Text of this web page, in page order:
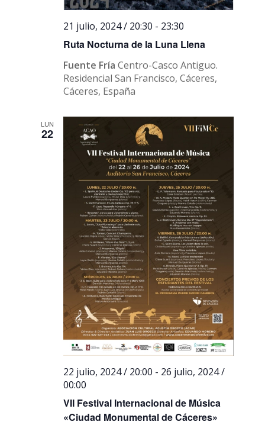
Ruta Nocturna de la Luna Llena
21 julio, 2024 / 20:30 - 23:30
Fuente FríaCentro-Casco Antiguo.
Residencial San Francisco, Cáceres,
Cáceres, España
LUN
22
VII Festival Internacional de Música
«Ciudad Monumental de Cáceres»
22 julio, 2024 / 20:00 - 26 julio, 2024 /
00:00